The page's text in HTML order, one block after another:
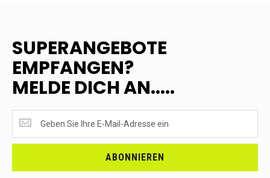
SUPERANGEBOTE
EMPFANGEN?
MELDE DICH AN.....
EMPFANGEN?
<br>MELDE
ABONNIEREN